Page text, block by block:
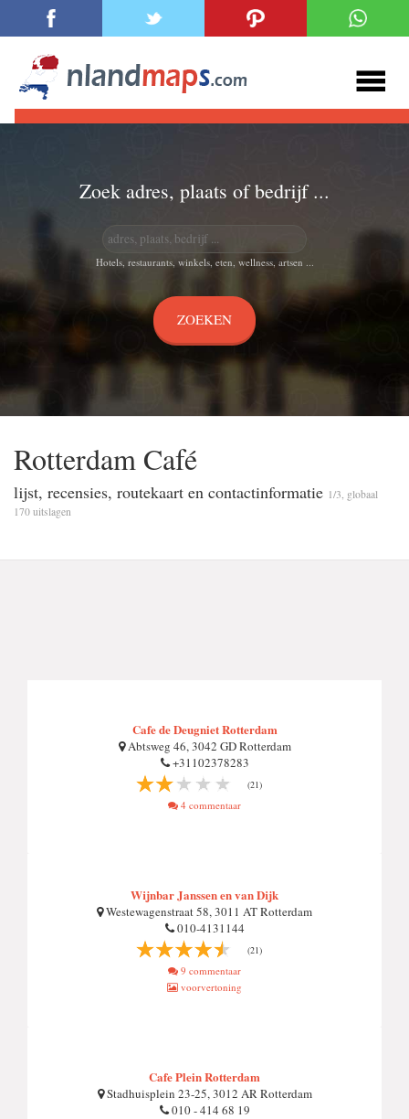
Zoek adres, plaats of bedrijf ...
Hotels, restaurants, winkels, eten, wellness, artsen ...
Rotterdam Café
lijst, recensies, routekaart en contactinformatie 1/3, globaal
170 uitslagen
Cafe de Deugniet Rotterdam
Abtsweg 46, 3042 GD Rotterdam
+31102378283
(21)
4 commentaar
Wijnbar Janssen en van Dijk
Westewagenstraat 58, 3011 AT Rotterdam
010-4131144
(21)
9 commentaar
voorvertoning
Cafe Plein Rotterdam
Stadhuisplein 23-25, 3012 AR Rotterdam
010 - 414 68 19